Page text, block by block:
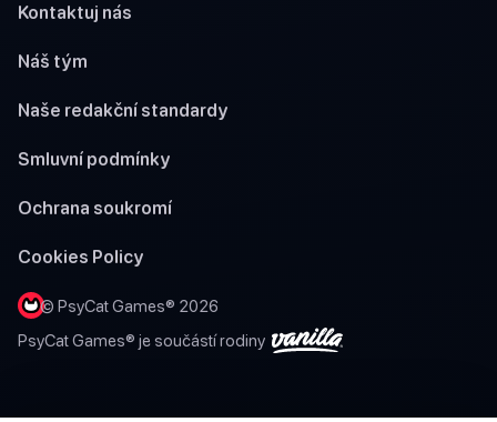
2
Kontaktuj nás
Náš tým
Naše redakční standardy
Smluvní podmínky
Ochrana soukromí
Cookies Policy
© PsyCat Games® 2026
PsyCat Games® je součástí rodiny